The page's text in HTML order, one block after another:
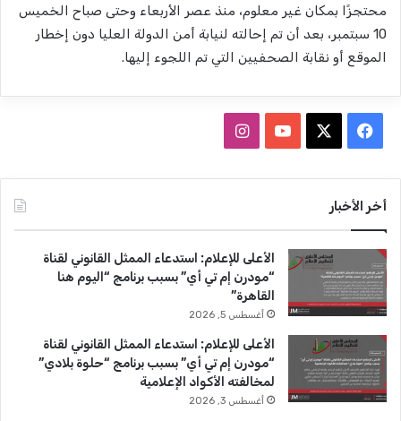
محتجزًا بمكان غير معلوم، منذ عصر الأربعاء وحتى صباح الخميس
10 سبتمبر، بعد أن تم إحالته لنيابة أمن الدولة العليا دون إخطار
الموقع أو نقابة الصحفيين التي تم اللجوء إليها.
س
و
ك
T
u
b
e
ق
ا
م
أخر الأخبار
الأعلى للإعلام: استدعاء الممثل القانوني لقناة
“مودرن إم تي أي” بسبب برنامج “اليوم هنا
القاهرة”
أغسطس 5, 2026
الأعلى للإعلام: استدعاء الممثل القانوني لقناة
“مودرن إم تي أي” بسبب برنامج “حلوة بلادي”
لمخالفته الأكواد الإعلامية
أغسطس 3, 2026